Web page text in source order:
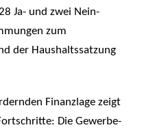
Ja- und zwei Nein-
zum
der Haushaltssatzung
Finanzlage zeigt
Die Gewerbe-